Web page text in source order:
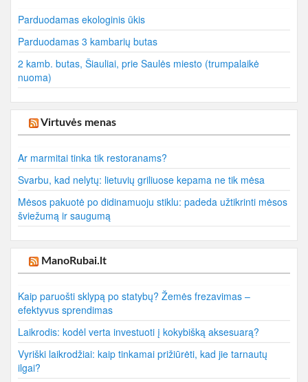
Parduodamas ekologinis ūkis
Parduodamas 3 kambarių butas
2 kamb. butas, Šiauliai, prie Saulės miesto (trumpalaikė
nuoma)
Virtuvės menas
Ar marmitai tinka tik restoranams?
Svarbu, kad nelytų: lietuvių griliuose kepama ne tik mėsa
Mėsos pakuotė po didinamuoju stiklu: padeda užtikrinti mėsos
šviežumą ir saugumą
ManoRubai.lt
Kaip paruošti sklypą po statybų? Žemės frezavimas –
efektyvus sprendimas
Laikrodis: kodėl verta investuoti į kokybišką aksesuarą?
Vyriški laikrodžiai: kaip tinkamai prižiūrėti, kad jie tarnautų
ilgai?